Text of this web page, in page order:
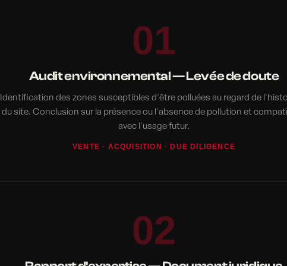
01
Audit environnemental — Levée de doute
Identification des zones susceptibles d'être polluées au regard de
du site. Conclusion sur la présence ou l'absence de pollution et
avec l'usage futur.
VENTE · ACQUISITION · DUE DILIGENCE
02